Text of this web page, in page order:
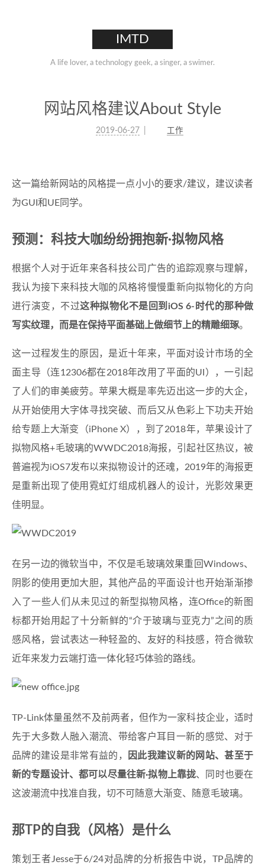
IMTD
A life lover, a technology geek, a singer, a swimer.
网站风格建议About Style
2019-06-27 工作
这一篇给新网站的风格提一点小小的要求/建议，建议读者
为GUI和UE同学。
预测：科技大咖纷纷拥抱新·拟物风格
根据个人对于近年来各科技公司广告的追踪观察与理解，
我认为接下来科技大咖的风格将慢慢重新向拟物化的方向
进行演变，不过这种拟物化不是回到iOS 6-时代的那种做
写实纹理，而是在保持平面基础上做细节上的精雕细琢。
这一过程发生的原因，是近十年来，平面对设计市场的全
面主导（连12306都在2018年改用了平面的UI），一引起
了人们的审美疲劳。苹果大概是率先迈出这一步的大企，
从开始使用大字体寻找突破、而后又从色彩上下功夫开始
给专题上大渐变（iPhone X），到了2018年，苹果设计了
拟物风格+毛玻璃的WWDC2018海报，引起社区热议，被
普遍视为iOS7发布以来拟物设计的还魂，2019年的海报更
是重新出现了使用霓虹灯组成机器人的设计，光影效果更
佳明显。
在另一边的微软当中，不仅是毛玻璃效果重回Windows、
阴影的使用更加大胆，其他产品的平面设计也开始渐渐掺
入了一些人们从未见过的新型拟物风格，连Office的新图
标都开始用起了十分新鲜的“介于玻璃与亚克力”之间的质
感风格，尝试表达一种轻盈的、友好的科技感，符合微软
近年来发力云端打造一体化轻巧体验的路线。
TP-Link体量虽然不及前两者，但作为一家科技企业，适时
先于大多数人融入潮流、带给客户耳目一新的感觉、对于
品牌的建设是非常有益的，
因此我建议新的网站、甚至于
新的专题设计、都可以尽量往新·拟物上靠拢、同时也要在
这波潮流中找准自我，切不可随意大渐变、随意毛玻璃。
那TP的自我（风格）是什么
策划王者Jesse于6/24对品牌的分析报告中说，TP品牌的